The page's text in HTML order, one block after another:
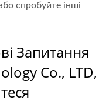
спробуйте інші
Запитання
Co., LTD,